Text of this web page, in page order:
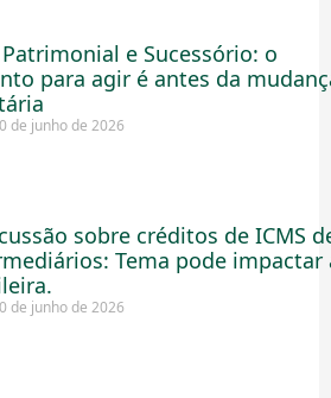
e Sucessório: o
para agir é antes da
de junho de 2026
sobre créditos de ICMS
Tema pode impactar
de junho de 2026